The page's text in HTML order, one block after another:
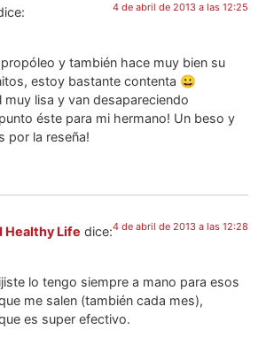
4 de abril de 2013 a las 12:25
y también hace muy bien su
estoy bastante contenta 😀
muy lisa y van desapareciendo
éste para mi hermano! Un beso y
por la reseña!
Healthy Life dice:4 de abril de 2013 a las 12:28
lo tengo siempre a mano para esos
me salen (también cada mes),
es super efectivo.